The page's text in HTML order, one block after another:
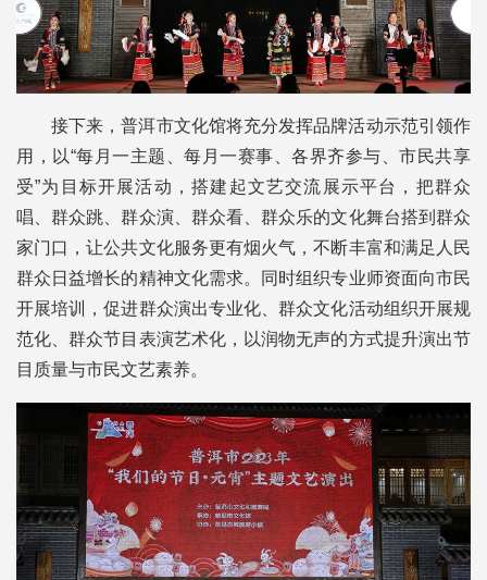
接下来，普洱市文化馆将充分发挥品牌活动示范引领作
用，以“每月一主题、每月一赛事、各界齐参与、市民共享
受”为目标开展活动，搭建起文艺交流展示平台，把群众
唱、群众跳、群众演、群众看、群众乐的文化舞台搭到群众
家门口，让公共文化服务更有烟火气，不断丰富和满足人民
群众日益增长的精神文化需求。同时组织专业师资面向市民
开展培训，促进群众演出专业化、群众文化活动组织开展规
范化、群众节目表演艺术化，以润物无声的方式提升演出节
目质量与市民文艺素养。